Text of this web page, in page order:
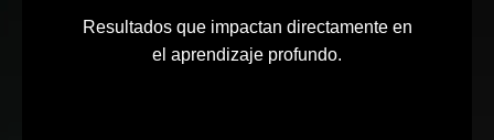
Resultados que impactan directamente en
el aprendizaje profundo.